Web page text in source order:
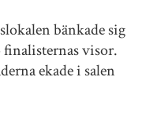
bänkade sig
finalisternas visor.
ekade i salen